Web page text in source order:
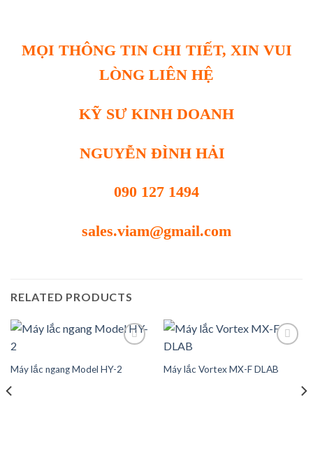
MỌI THÔNG TIN CHI TIẾT, XIN VUI
LÒNG LIÊN HỆ
KỸ SƯ KINH DOANH
NGUYỄN ĐÌNH HẢI
090 127 1494
sales.viam@gmail.com
RELATED PRODUCTS
Máy lắc ngang Model HY-2 Máy lắc Vortex MX-F DLAB